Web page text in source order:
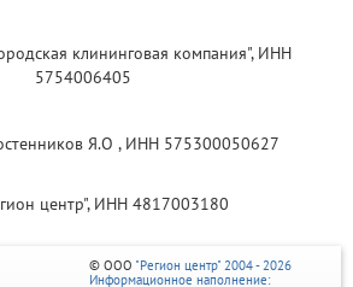
клининговая компания", ИНН
5754006405
Я.О , ИНН 575300050627
центр", ИНН 4817003180
© ООО "Регион центр" 2004 - 2026
Информационное наполнение: